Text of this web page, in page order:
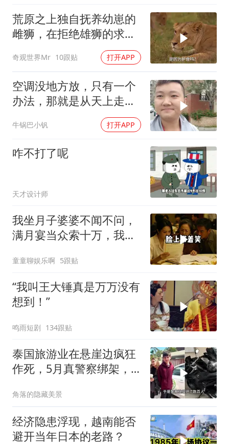
荒原之上独自抚养幼崽的
雌狮，在拒绝雄狮的求偶
时，竟然被用饥饿来报复
奇观世界Mr 10跟贴 打开APP
空调没地方放，只有一个
办法，那就是从天上走，
牛锅巴小钒 打开APP
咋不打了呢
天才设计师
我坐月子婆婆不闻不问，
满月宴当众索十万，我笑
童童聊娱乐啊 5跟贴
“我叫王大锤真是万万没有
想到！”
鸣雨短剧 134跟贴
泰国旅游业在悬崖边疯狂
作死，5月真警察绑架，7
角落的隐藏美景
经济隐患浮现，越南能否
避开当年日本的老路？